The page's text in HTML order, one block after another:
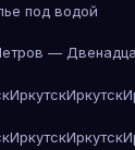
под водой
—
ИркутскИркутск
ИркутскИркутск